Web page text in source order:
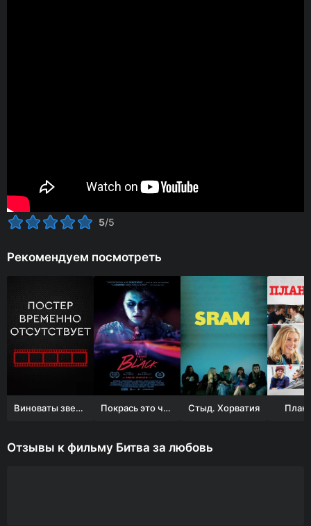
5/5
Рекомендуем посмотреть
Виноваты звезды Покрась это черным Стыд. Хорватия План
Отзывы к фильму Битва за любовь